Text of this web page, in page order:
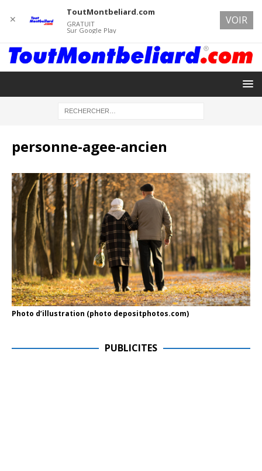
personne-agee-ancien
Photo d’illustration (photo depositphotos.com)
PUBLICITES
✕
ToutMontbeliard.com
GRATUIT
Sur Google Play
VOIR